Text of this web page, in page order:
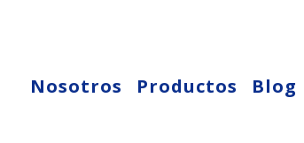
Nosotros Productos Blog